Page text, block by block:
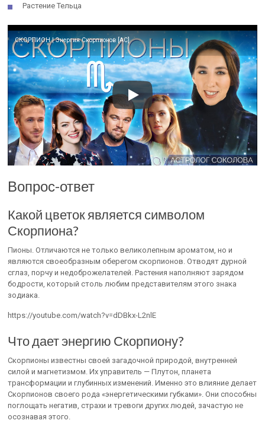
Растение Тельца
СКОРПИОН | Энергия Скорпионов [АС]
Вопрос-ответ
Какой цветок является символом
Скорпиона?
Пионы. Отличаются не только великолепным ароматом, но и
являются своеобразным оберегом скорпионов. Отводят дурной
сглаз, порчу и недоброжелателей. Растения наполняют зарядом
бодрости, который столь любим представителям этого знака
зодиака.
https://youtube.com/watch?v=dDBkx-L2nlE
Что дает энергию Скорпиону?
Скорпионы известны своей загадочной природой, внутренней
силой и магнетизмом. Их управитель — Плутон, планета
трансформации и глубинных изменений. Именно это влияние делает
Скорпионов своего рода «энергетическими губками». Они способны
поглощать негатив, страхи и тревоги других людей, зачастую не
осознавая этого.